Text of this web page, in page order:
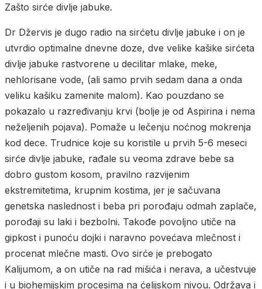
Zašto sirće divlje jabuke.
Dr Džervis je dugo radio na sirćetu divlje jabuke i on je
utvrdio optimalne dnevne doze, dve velike kašike sirćeta
divlje jabuke rastvorene u decilitar mlake, meke,
nehlorisane vode, (ali samo prvih sedam dana a onda
veliku kašiku zamenite malom). Kao pouzdano se
pokazalo u razređivanju krvi (bolje je od Aspirina i nema
neželjenih pojava). Pomaže u lečenju noćnog mokrenja
kod dece. Trudnice koje su koristile u prvih 5-6 meseci
sirće divlje jabuke, rađale su veoma zdrave bebe sa
dobro gustom kosom, pravilno razvijenim
ekstremitetima, krupnim kostima, jer je sačuvana
genetska naslednost i beba pri porođaju odmah zaplače,
porođaji su laki i bezbolni. Takođe povoljno utiče na
gipkost i punoću dojki i naravno povećava mlečnost i
procenat mlečne masti. Ovo sirće je prebogato
Kalijumom, a on utiče na rad mišića i nerava, a učestvuje
i u biohemijskim procesima na ćelijskom nivou. Održava i